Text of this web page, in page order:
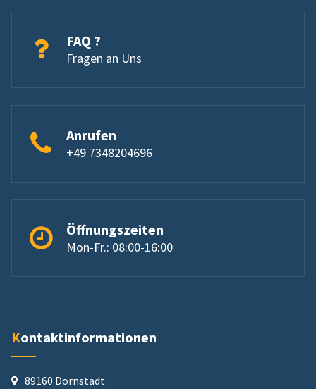
FAQ ?
Fragen an Uns
Anrufen
+49 7348204696
Öffnungszeiten
Mon-Fr.: 08:00-16:00
Kontaktinformationen
89160 Dornstadt